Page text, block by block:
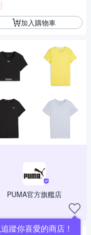
加入購物車
PUMA官方旗艦店
蹤你喜愛的商店！